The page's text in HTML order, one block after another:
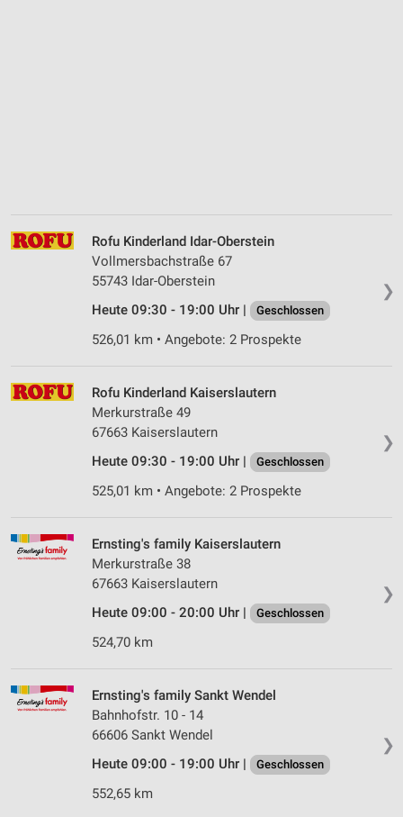
❯
Rofu Kinderland Idar-Oberstein
Vollmersbachstraße 67
55743 Idar-Oberstein
Heute 09:30 - 19:00 Uhr |
Geschlossen
526,01 km • Angebote: 2 Prospekte
❯
Rofu Kinderland Kaiserslautern
Merkurstraße 49
67663 Kaiserslautern
Heute 09:30 - 19:00 Uhr |
Geschlossen
525,01 km • Angebote: 2 Prospekte
❯
Ernsting's family Kaiserslautern
Merkurstraße 38
67663 Kaiserslautern
Heute 09:00 - 20:00 Uhr |
Geschlossen
524,70 km
❯
Ernsting's family Sankt Wendel
Bahnhofstr. 10 - 14
66606 Sankt Wendel
Heute 09:00 - 19:00 Uhr |
Geschlossen
552,65 km